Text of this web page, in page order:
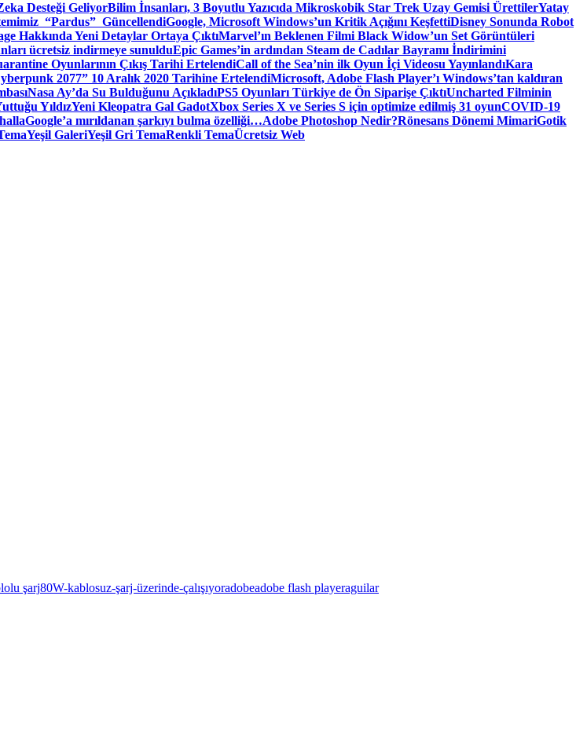
Desteği GeliyorBilim İnsanları, 3 Boyutlu Yazıcıda Mikroskobik Star Trek Uzay Gemisi ÜrettilerYatay
“Pardus” GüncellendiGoogle, Microsoft Windows’un Kritik Açığını KeşfettiDisney Sonunda Robot
Hakkında Yeni Detaylar Ortaya ÇıktıMarvel’ın Beklenen Filmi Black Widow’un Set Görüntüleri
ücretsiz indirmeye sunulduEpic Games’in ardından Steam de Cadılar Bayramı İndirimini
Oyunlarının Çıkış Tarihi ErtelendiCall of the Sea’nin ilk Oyun İçi Videosu YayınlandıKara
2077” 10 Aralık 2020 Tarihine ErtelendiMicrosoft, Adobe Flash Player’ı Windows’tan kaldıran
Nasa Ay’da Su Bulduğunu AçıkladıPS5 Oyunları Türkiye de Ön Siparişe ÇıktıUncharted Filminin
YıldızYeni Kleopatra Gal GadotXbox Series X ve Series S için optimize edilmiş 31 oyunCOVID-19
Google’a mırıldanan şarkıyı bulma özelliği…Adobe Photoshop Nedir?Rönesans Dönemi MimariGotik
Yeşil GaleriYeşil Gri TemaRenkli TemaÜcretsiz Web
şarj80W-kablosuz-şarj-üzerinde-çalışıyoradobeadobe flash playeraguilar